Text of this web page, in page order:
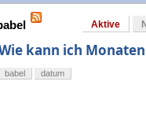
Aktive
kann ich
babel datum